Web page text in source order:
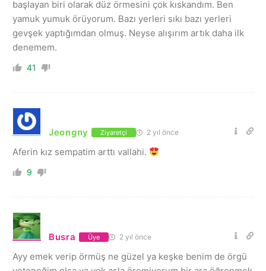
başlayan biri olarak düz örmesini çok kıskandım. Ben
yamuk yumuk örüyorum. Bazı yerleri sıkı bazı yerleri
gevşek yaptığımdan olmuş. Neyse alışırım artık daha ilk
denemem.
41
Jeongny Ziyaretçi 2 yıl önce
Aferin kız sempatim arttı vallahi.
9
Busra Üye 2 yıl önce
Ayy emek verip örmüş ne güzel ya keşke benim de örgü